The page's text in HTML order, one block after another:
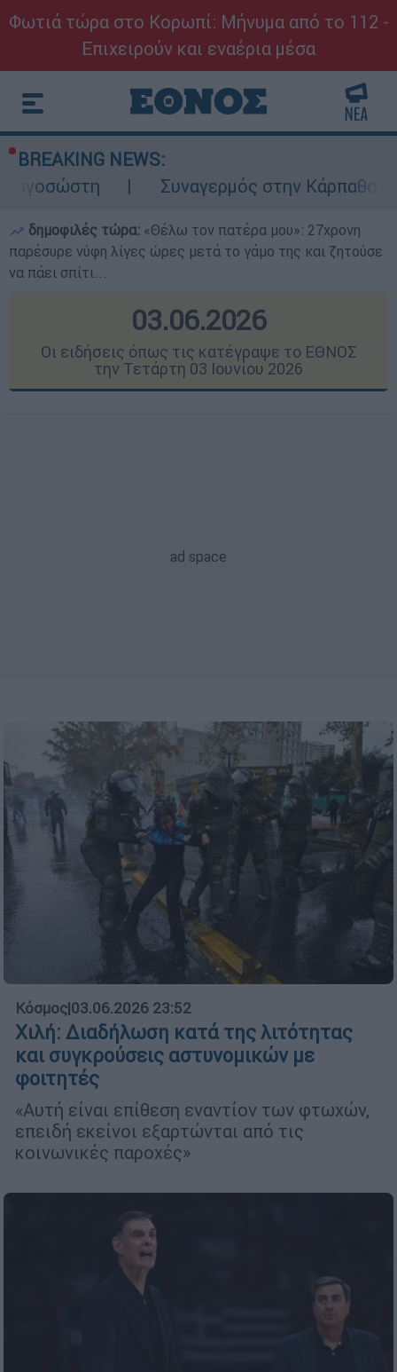
Φωτιά τώρα στο Κορωπί: Μήνυμα από το 112 -
Επιχειρούν και εναέρια μέσα
BREAKING NEWS:
Συναγερμός στην Κάρπαθο: Βρέθηκαν
δημοφιλές τώρα: «Θέλω τον πατέρα μου»: 27χρονη
παρέσυρε νύφη λίγες ώρες μετά το γάμο της και ζητούσε
να πάει σπίτι...
03.06.2026
Οι ειδήσεις όπως τις κατέγραψε το ΕΘΝΟΣ
την Τετάρτη 03 Ιουνίου 2026
Κόσμος|03.06.2026 23:52
Χιλή: Διαδήλωση κατά της λιτότητας
και συγκρούσεις αστυνομικών με
φοιτητές
«Αυτή είναι επίθεση εναντίον των φτωχών,
επειδή εκείνοι εξαρτώνται από τις
κοινωνικές παροχές»